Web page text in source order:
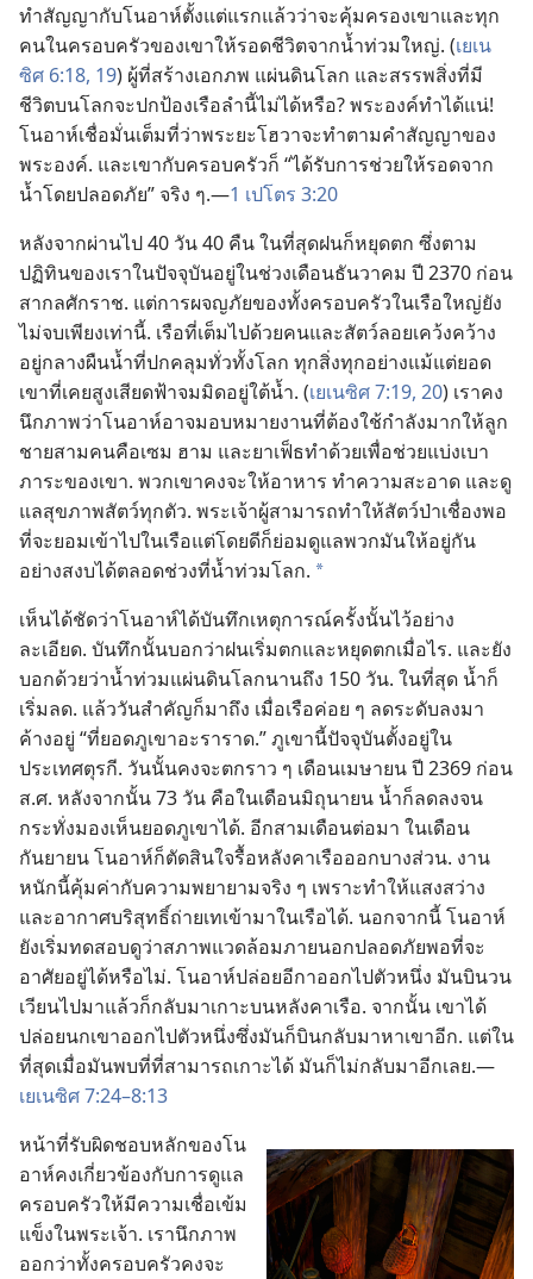
ทำ​สัญญา​กับ​โนอาห์​ตั้ง​แต่​แรก​แล้ว​ว่า​จะ​คุ้มครอง​เขา​และ​ทุก​
คน​ใน​ครอบครัว​ของ​เขา​ให้​รอด​ชีวิต​จาก​น้ำ​ท่วม​ใหญ่. (เยเน
ซิศ 6:18, 19) ผู้​ที่​สร้าง​เอกภพ แผ่นดิน​โลก และ​สรรพสิ่ง​ที่​มี​
ชีวิต​บน​โลก​จะ​ปก​ป้อง​เรือ​ลำ​นี้​ไม่​ได้​หรือ? พระองค์​ทำ​ได้​แน่!
โนอาห์​เชื่อ​มั่น​เต็ม​ที่​ว่า​พระ​ยะโฮวา​จะ​ทำ​ตาม​คำ​สัญญา​ของ​
พระองค์. และ​เขา​กับ​ครอบครัว​ก็ “ได้​รับ​การ​ช่วย​ให้​รอด​จาก​
น้ำ​โดย​ปลอด​ภัย” จริง ๆ.—1 เปโตร 3:20
หลัง​จาก​ผ่าน​ไป 40 วัน 40 คืน ใน​ที่​สุด​ฝน​ก็​หยุด​ตก ซึ่ง​ตาม​
ปฏิทิน​ของ​เรา​ใน​ปัจจุบัน​อยู่​ใน​ช่วง​เดือน​ธันวาคม ปี 2370 ก่อน​
สากล​ศักราช. แต่​การ​ผจญ​ภัย​ของ​ทั้ง​ครอบครัว​ใน​เรือ​ใหญ่​ยัง​
ไม่​จบ​เพียง​เท่า​นี้. เรือ​ที่​เต็ม​ไป​ด้วย​คน​และ​สัตว์​ลอย​เคว้ง​คว้าง​
อยู่​กลาง​ผืน​น้ำ​ที่​ปก​คลุม​ทั่ว​ทั้ง​โลก ทุก​สิ่ง​ทุก​อย่าง​แม้​แต่​ยอด​
เขา​ที่​เคย​สูง​เสียด​ฟ้า​จม​มิด​อยู่​ใต้​น้ำ. (เยเนซิศ 7:19, 20) เรา​คง​
นึก​ภาพ​ว่า​โนอาห์​อาจ​มอบหมาย​งาน​ที่​ต้อง​ใช้​กำลัง​มาก​ให้​ลูก​
ชาย​สาม​คน​คือ​เซม ฮาม และ​ยาเฟ็ธ​ทำ​ด้วย​เพื่อ​ช่วย​แบ่ง​เบา​
ภาระ​ของ​เขา. พวก​เขา​คง​จะ​ให้​อาหาร ทำ​ความ​สะอาด และ​ดู​
แล​สุขภาพ​สัตว์​ทุก​ตัว. พระเจ้า​ผู้​สามารถ​ทำ​ให้​สัตว์​ป่า​เชื่อง​พอ​
ที่​จะ​ยอม​เข้า​ไป​ใน​เรือ​แต่​โดย​ดี​ก็​ย่อม​ดู​แล​พวก​มัน​ให้​อยู่​กัน​
อย่าง​สงบ​ได้​ตลอด​ช่วง​ที่​น้ำ​ท่วม​โลก. *
เห็น​ได้​ชัด​ว่า​โนอาห์​ได้​บันทึก​เหตุ​การณ์​ครั้ง​นั้น​ไว้​อย่าง​
ละเอียด. บันทึก​นั้น​บอก​ว่า​ฝน​เริ่ม​ตก​และ​หยุด​ตก​เมื่อ​ไร. และ​ยัง​
บอก​ด้วย​ว่า​น้ำ​ท่วม​แผ่นดิน​โลก​นาน​ถึง 150 วัน. ใน​ที่​สุด น้ำ​ก็​
เริ่ม​ลด. แล้ว​วัน​สำคัญ​ก็​มา​ถึง เมื่อ​เรือ​ค่อย ๆ ลด​ระดับ​ลง​มา​
ค้าง​อยู่ “ที่​ยอด​ภูเขา​อะราราด.” ภูเขา​นี้​ปัจจุบัน​ตั้ง​อยู่​ใน​
ประเทศ​ตุรกี. วัน​นั้น​คง​จะ​ตก​ราว ๆ เดือน​เมษายน ปี 2369 ก่อน
ส.ศ. หลัง​จาก​นั้น 73 วัน คือ​ใน​เดือน​มิถุนายน น้ำ​ก็​ลด​ลง​จน​
กระทั่ง​มอง​เห็น​ยอด​ภูเขา​ได้. อีก​สาม​เดือน​ต่อ​มา ใน​เดือน​
กันยายน โนอาห์​ก็​ตัดสิน​ใจ​รื้อ​หลังคา​เรือ​ออก​บาง​ส่วน. งาน​
หนัก​นี้​คุ้มค่า​กับ​ความ​พยายาม​จริง ๆ เพราะ​ทำ​ให้​แสง​สว่าง​
และ​อากาศ​บริสุทธิ์​ถ่าย​เท​เข้า​มา​ใน​เรือ​ได้. นอก​จาก​นี้ โนอาห์​
ยัง​เริ่ม​ทดสอบ​ดู​ว่า​สภาพ​แวด​ล้อม​ภาย​นอก​ปลอด​ภัย​พอ​ที่​จะ​
อาศัย​อยู่​ได้​หรือ​ไม่. โนอาห์​ปล่อย​อีกา​ออก​ไป​ตัว​หนึ่ง มัน​บิน​วน​
เวียน​ไป​มา​แล้ว​ก็​กลับ​มา​เกาะ​บน​หลังคา​เรือ. จาก​นั้น เขา​ได้​
ปล่อย​นก​เขา​ออก​ไป​ตัว​หนึ่ง​ซึ่ง​มัน​ก็​บิน​กลับ​มา​หา​เขา​อีก. แต่​ใน​
ที่​สุด​เมื่อ​มัน​พบ​ที่​ที่​สามารถ​เกาะ​ได้ มัน​ก็​ไม่​กลับ​มา​อีก​เลย.—
เยเนซิศ 7:24–8:13
หน้า​ที่​รับผิดชอบ​หลัก​ของ​โน
อาห์​คง​เกี่ยว​ข้อง​กับ​การ​ดู​แล​
ครอบครัว​ให้​มี​ความ​เชื่อ​เข้ม
แข็ง​ใน​พระเจ้า. เรา​นึก​ภาพ​
ออก​ว่า​ทั้ง​ครอบครัว​คง​จะ​